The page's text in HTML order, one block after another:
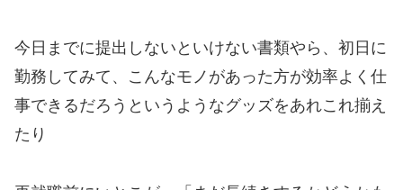
今日までに提出しないといけない書類やら、初日に
勤務してみて、こんなモノがあった方が効率よく仕
事できるだろうというようなグッズをあれこれ揃え
たり